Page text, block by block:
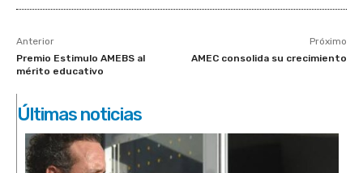
Anterior
Premio Estimulo AMEBS al
mérito educativo
Próximo
AMEC consolida su crecimiento
Últimas noticias